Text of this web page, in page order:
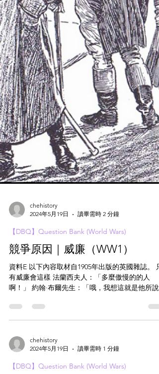
2024年5月19日
讀畢需時 2 分鐘
【DBQ】Question Bank (World Wars)
競爭原因｜威廉（WW1）
資料E 以下內容取材自1905年出版的英國雜誌。 只
啊！」 約翰·布爾先生：「哦，我想這就是他所說
『正確』」 [「在外交政策上，德意志帝國與所有
強的關係都是正確的，並且與大多數列強關係良好